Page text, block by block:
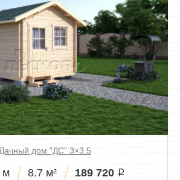
Дачный дом "ДС" 3×3.5
м 8.7 м² 189 720 i